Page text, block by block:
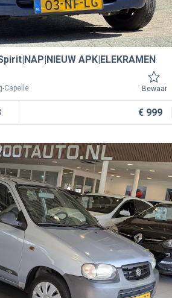
APK|ELEKRAMEN
Capelle Bewaar
€ 999